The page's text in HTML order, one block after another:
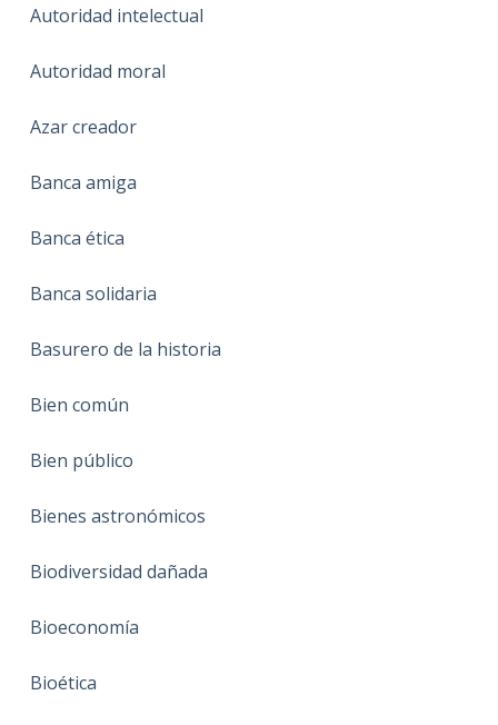
Autoridad intelectual
Autoridad moral
Azar creador
Banca amiga
Banca ética
Banca solidaria
Basurero de la historia
Bien común
Bien público
Bienes astronómicos
Biodiversidad dañada
Bioeconomía
Bioética